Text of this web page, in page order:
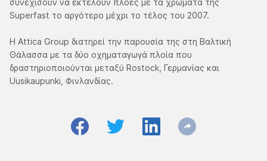
συνεχίσουν να εκτελούν πλόες με τα χρώματα της
Superfast το αργότερο μέχρι το τέλος του 2007.
Η Attica Group διατηρεί την παρουσία της στη Βαλτική
Θάλασσα με τα δύο οχηματαγωγά πλοία που
δραστηριοποιούνται μεταξύ Rostock, Γερμανίας και
Uusikaupunki, Φινλανδίας.